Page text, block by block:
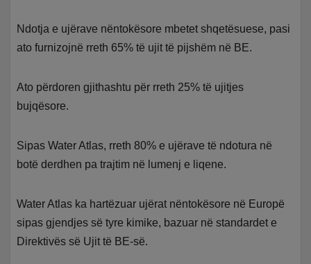
Ndotja e ujërave nëntokësore mbetet shqetësuese, pasi
ato furnizojnë rreth 65% të ujit të pijshëm në BE.
Ato përdoren gjithashtu për rreth 25% të ujitjes
bujqësore.
Sipas Water Atlas, rreth 80% e ujërave të ndotura në
botë derdhen pa trajtim në lumenj e liqene.
Water Atlas ka hartëzuar ujërat nëntokësore në Europë
sipas gjendjes së tyre kimike, bazuar në standardet e
Direktivës së Ujit të BE-së.